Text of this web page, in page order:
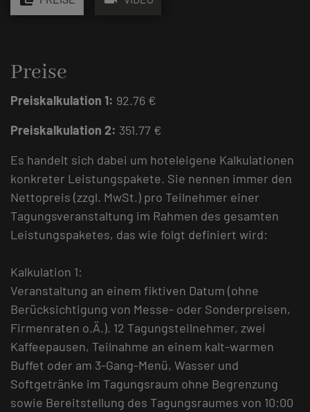
Preise
Preiskalkulation 1: 92.76 €
Preiskalkulation 2: 351.77 €
Es handelt sich dabei um hoteleigene Kalkulationen
konkreter Leistungspakete. Sie nennen immer den
Nettopreis (zzgl. MwSt.) pro Teilnehmer einer
Tagungsveranstaltung im Rahmen des gesamten
Leistungspaketes, das wie folgt definiert wird:
Kalkulation 1:
Veranstaltung an einem fiktiven Datum (ohne
Berücksichtigung von Messe- oder Sonderpreisen,
Firmenraten o.Ä.). 12 Tagungsteilnehmer, zwei
Kaffeepausen, Teilnahme an einem kalt-warmen
Buffet oder am 3-Gang-Menü, Wasser und
Softgetränke im Tagungsraum ohne Begrenzung
sowie Bereitstellung des Tagungsraumes von 10:00